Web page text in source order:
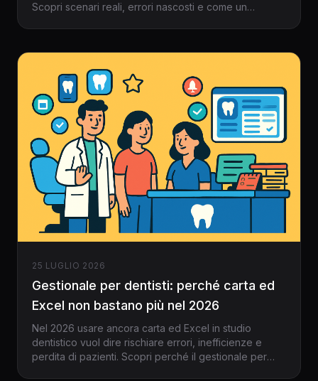
Scopri scenari reali, errori nascosti e come un
25 LUGLIO 2026
Gestionale per dentisti: perché carta ed
Excel non bastano più nel 2026
Nel 2026 usare ancora carta ed Excel in studio
dentistico vuol dire rischiare errori, inefficienze e
perdita di pazienti. Scopri perché il gestionale per